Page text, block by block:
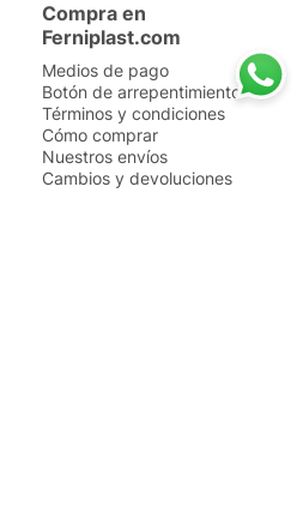
Compra en
Ferniplast.com
Medios de pago
Botón de arrepentimiento
Términos y condiciones
Cómo comprar
Nuestros envíos
Cambios y devoluciones